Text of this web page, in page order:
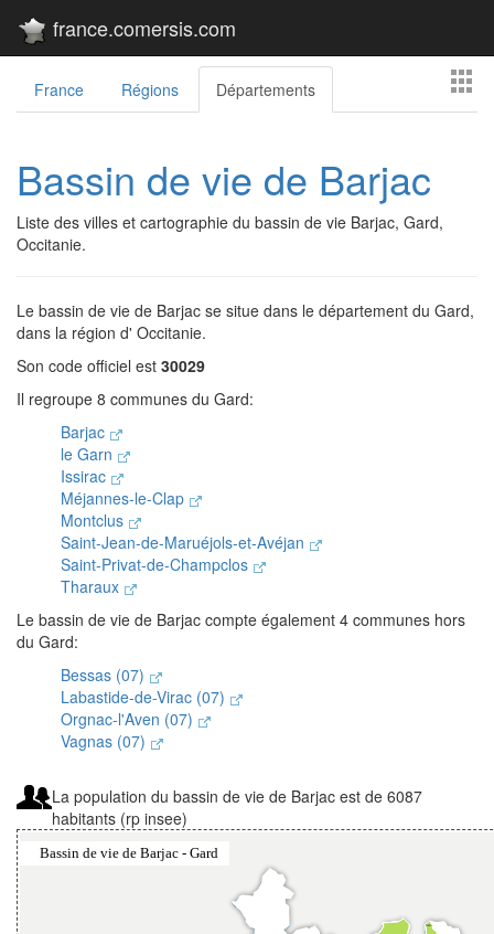
france.comersis.com
France Régions Départements
Bassin de vie de Barjac
Liste des villes et cartographie du bassin de vie Barjac, Gard,
Occitanie.
Le bassin de vie de Barjac se situe dans le département du Gard,
dans la région d' Occitanie.
Son code officiel est 30029
Il regroupe 8 communes du Gard:
Barjac
le Garn
Issirac
Méjannes-le-Clap
Montclus
Saint-Jean-de-Maruéjols-et-Avéjan
Saint-Privat-de-Champclos
Tharaux
Le bassin de vie de Barjac compte également 4 communes hors
du Gard:
Bessas (07)
Labastide-de-Virac (07)
Orgnac-l'Aven (07)
Vagnas (07)
La population du bassin de vie de Barjac est de 6087
habitants (rp insee)